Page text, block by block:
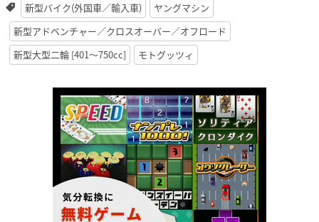
新型バイク(外国車／輸入車)
ヤングマシン
新型アドベンチャー／クロスオーバー／オフロード
新型大型二輪 [401〜750cc]
モトグッツィ